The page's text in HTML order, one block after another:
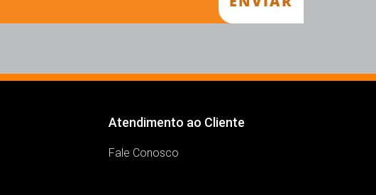
Atendimento ao Cliente
Fale Conosco